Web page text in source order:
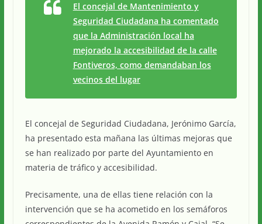
El concejal de Mantenimiento y
Seguridad Ciudadana ha comentado
que la Administración local ha
mejorado la accesibilidad de la calle
Fontiveros, como demandaban los
vecinos del lugar
El concejal de Seguridad Ciudadana, Jerónimo García,
ha presentado esta mañana las últimas mejoras que
se han realizado por parte del Ayuntamiento en
materia de tráfico y accesibilidad.
Precisamente, una de ellas tiene relación con la
intervención que se ha acometido en los semáforos